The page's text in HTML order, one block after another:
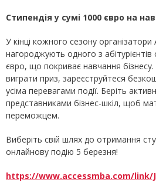
Стипендія у сумі 1000 євро на
У кінці кожного сезону
нагороджують одного з абітурієнтів
євро, що покриває навчання
виграти приз, зареєструйтеся
усіма перевагами події. Беріть
представниками бізнес-шкіл, щоб
переможцем.
Виберіть свій шлях до отримання
онлайнову подію 5 березня!
https://www.accessmba.com/link/